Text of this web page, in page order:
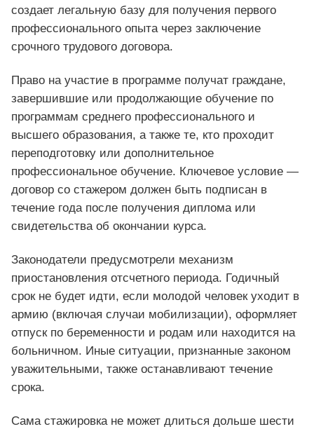
создает легальную базу для получения первого
профессионального опыта через заключение
срочного трудового договора.
Право на участие в программе получат граждане,
завершившие или продолжающие обучение по
программам среднего профессионального и
высшего образования, а также те, кто проходит
переподготовку или дополнительное
профессиональное обучение. Ключевое условие —
договор со стажером должен быть подписан в
течение года после получения диплома или
свидетельства об окончании курса.
Законодатели предусмотрели механизм
приостановления отсчетного периода. Годичный
срок не будет идти, если молодой человек уходит в
армию (включая случаи мобилизации), оформляет
отпуск по беременности и родам или находится на
больничном. Иные ситуации, признанные законом
уважительными, также останавливают течение
срока.
Сама стажировка не может длиться дольше шести